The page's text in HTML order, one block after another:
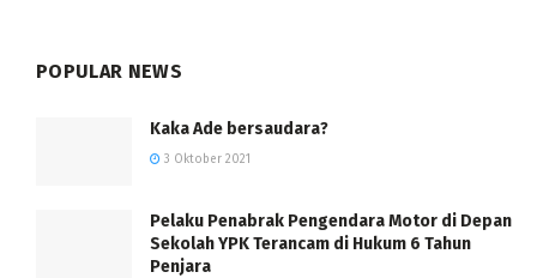
POPULAR NEWS
Kaka Ade bersaudara?
3 Oktober 2021
Pelaku Penabrak Pengendara Motor di Depan
Sekolah YPK Terancam di Hukum 6 Tahun
Penjara